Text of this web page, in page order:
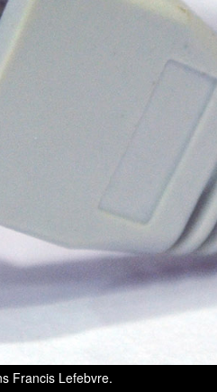
Francis Lefebvre.